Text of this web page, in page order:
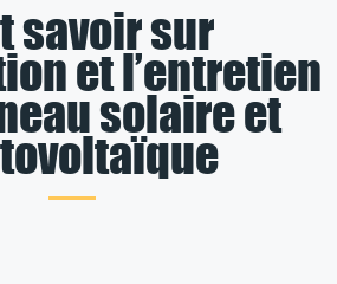
savoir sur
et l’entretien
solaire et